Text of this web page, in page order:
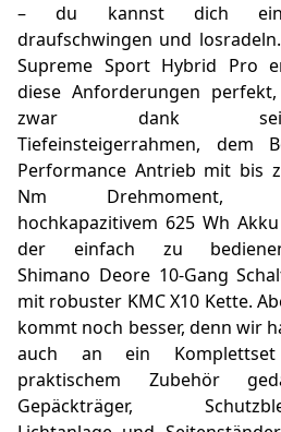
– du kannst dich
draufschwingen und
Supreme Sport Hybrid Pro
diese Anforderungen
zwar dank
Tiefeinsteigerrahmen, dem
Performance Antrieb mit bis
Nm Drehmoment,
hochkapazitivem 625 Wh
der einfach zu
Shimano Deore 10-Gang
mit robuster KMC X10 Kette.
kommt noch besser, denn wir
auch an ein
praktischem Zubehör
Gepäckträger,